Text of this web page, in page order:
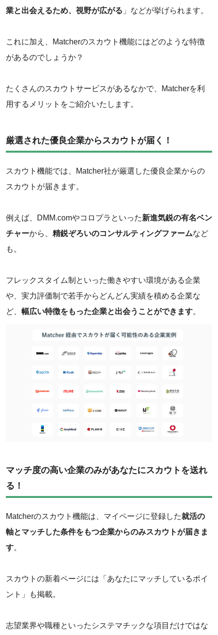
業と出会えるため、視野が広がる 」などが挙げられます。
これに加え、Matcherのスカウト機能にはどのような特徴
があるのでしょうか？
たくさんのスカウトサービスがあるなかで、Matcherを利
用するメリットをご紹介いたします。
厳選された優良企業からスカウトが届く！
スカウト機能では、Matcher社が厳選した優良企業からの
スカウトが届きます。
例えば、DMM.comやコロプラといった新進気鋭の有名ベン
チャーから、 精鋭ぞろいのコンサルティングファームなど
も。
フレックスタイム制といった働きやすい環境がある企業
や、実力評価制で若手からどんどん実績を積める企業な
ど、 幅広い特徴をもった企業と出会うことができます。
マッチ度の高い企業のみがあなたにスカウトを送れ
る！
Matcherのスカウト機能は、マイページに登録した就活の
軸とマッチした条件をもつ企業からのみスカウトが届きま
す。
スカウトの新着ページには「あなたにマッチしているポイ
ント」も掲載。
志望業界や職種といったシステマチックな項目だけではな